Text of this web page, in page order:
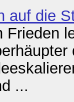
auf die
Frieden
...